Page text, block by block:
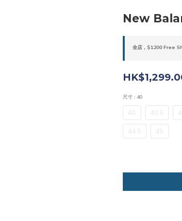
New
全店，$1200 Free
尺寸 : 40
40 40.5
44.5 45